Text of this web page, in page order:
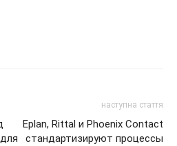
наступна стаття
Eplan, Rittal и Phoenix Contact
стандартизируют процессы